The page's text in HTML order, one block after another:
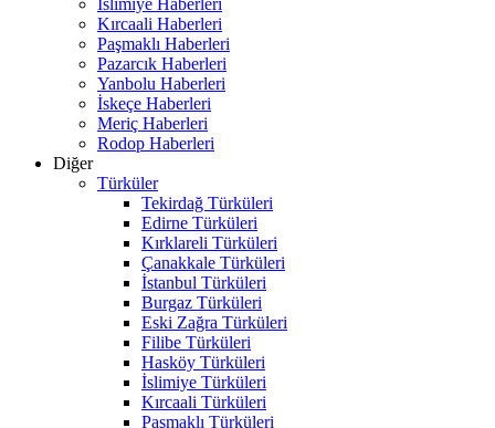
İslimiye Haberleri
Kırcaali Haberleri
Paşmaklı Haberleri
Pazarcık Haberleri
Yanbolu Haberleri
İskeçe Haberleri
Meriç Haberleri
Rodop Haberleri
Diğer
Türküler
Tekirdağ Türküleri
Edirne Türküleri
Kırklareli Türküleri
Çanakkale Türküleri
İstanbul Türküleri
Burgaz Türküleri
Eski Zağra Türküleri
Filibe Türküleri
Hasköy Türküleri
İslimiye Türküleri
Kırcaali Türküleri
Paşmaklı Türküleri